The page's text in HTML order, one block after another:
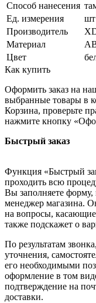
Способ нанесения
Ед. измерения
шт
Производитель
Материал
Цвет
Как купить
Оформить заказ на
выбранные товары в
Корзина, проверьте
нажмите кнопку
Быстрый заказ
Функция «Быстрый
проходить всю
Вы заполняете форму,
менеджер магазина.
на вопросы,
также подскажет о
По результатам
уточнения,
его необходимыми
оформление в том
подтверждение на
доставки.